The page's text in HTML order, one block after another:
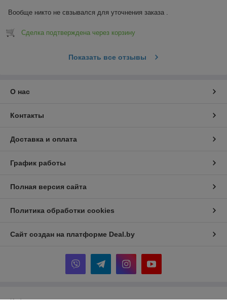
Вообще никто не свзывался для уточнения заказа .
Сделка подтверждена через корзину
Показать все отзывы
О нас
Контакты
Доставка и оплата
График работы
Полная версия сайта
Политика обработки cookies
Сайт создан на платформе Deal.by
Информация для покупателя